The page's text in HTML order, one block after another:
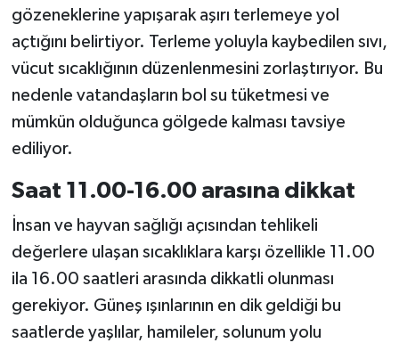
gözeneklerine yapışarak aşırı terlemeye yol
açtığını belirtiyor. Terleme yoluyla kaybedilen sıvı,
vücut sıcaklığının düzenlenmesini zorlaştırıyor. Bu
nedenle vatandaşların bol su tüketmesi ve
mümkün olduğunca gölgede kalması tavsiye
ediliyor.
Saat 11.00-16.00 arasına dikkat
İnsan ve hayvan sağlığı açısından tehlikeli
değerlere ulaşan sıcaklıklara karşı özellikle 11.00
ila 16.00 saatleri arasında dikkatli olunması
gerekiyor. Güneş ışınlarının en dik geldiği bu
saatlerde yaşlılar, hamileler, solunum yolu